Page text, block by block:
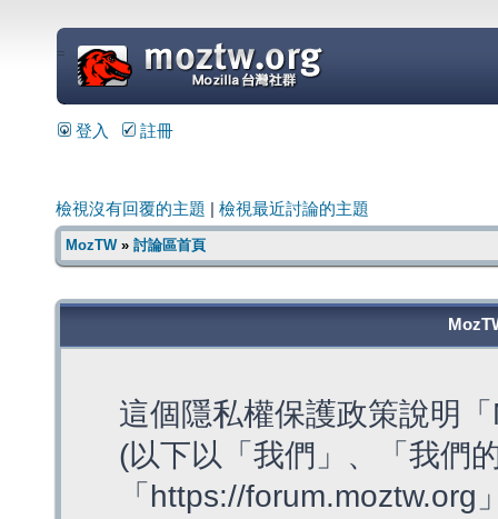
=
登入 註冊
檢視沒有回覆的主題 檢視最近討論的主題
MozTW» 討論區首頁
這個隱私權保護政策說明
(以下以「我們」、「我們
「https://